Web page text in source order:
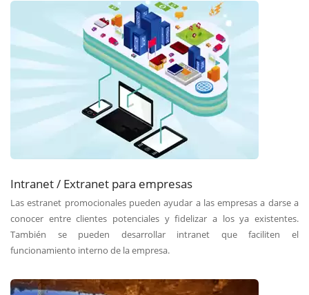
Intranet / Extranet para empresas
Las estranet promocionales pueden ayudar a las empresas a darse a
conocer entre clientes potenciales y fidelizar a los ya existentes.
También se pueden desarrollar intranet que faciliten el
funcionamiento interno de la empresa.